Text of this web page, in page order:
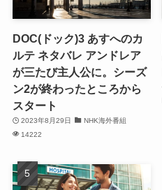
DOC(ドック)3 あすへのカ
ルテ ネタバレ アンドレア
が三たび主人公に。シーズ
ン2が終わったところから
スタート
2023年8月29日
NHK海外番組
14222